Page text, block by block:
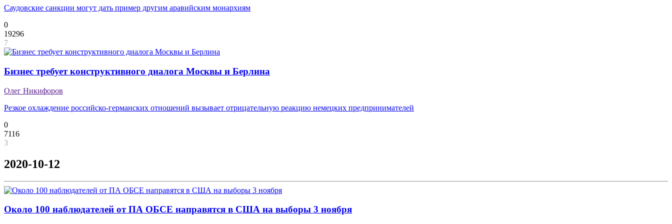
Саудовские санкции могут дать пример другим аравийским монархиям
0
19296
7
Бизнес требует конструктивного диалога Москвы и Берлина
Олег Никифоров
Резкое охлаждение российско-германских отношений вызывает отрицательную реакцию немецких предпринимателей
0
7116
3
2020-10-12
Около 100 наблюдателей от ПА ОБСЕ направятся в США на выборы 3 ноября